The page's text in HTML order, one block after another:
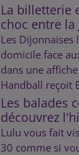
La billetterie
choc entre la
Les Dijonnaises
domicile face
dans une
Handball reçoit
Les balades
découvrez
Lulu vous fait
30 comme si